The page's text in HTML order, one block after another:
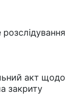
акт щодо
закриту